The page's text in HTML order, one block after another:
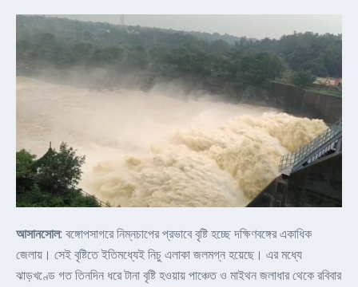
আসানসোল: বঙ্গোপসাগরে নিম্নচাপের প্রভাবে বৃষ্টি হচ্ছে দক্ষিণবঙ্গের একাধিক
জেলায়। সেই বৃষ্টিতে ইতিমধ্যেই নিচু এলাকা জলমগ্ন হয়েছে। এর মধ্যে
ঝাড়খণ্ডে গত তিনদিন ধরে টানা বৃষ্টি হওয়ায় পাঞ্চেত ও মাইথন জলাধার থেকে রবিবার